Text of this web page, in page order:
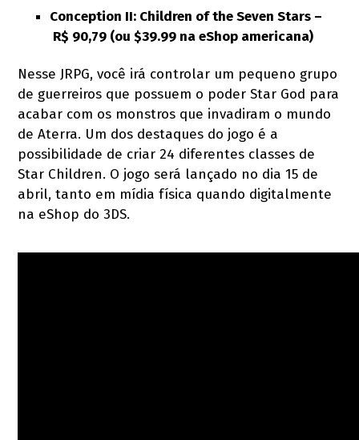
Conception II: Children of the Seven Stars –
R$ 90,79 (ou $39.99 na eShop americana)
Nesse JRPG, você irá controlar um pequeno grupo
de guerreiros que possuem o poder Star God para
acabar com os monstros que invadiram o mundo
de Aterra. Um dos destaques do jogo é a
possibilidade de criar 24 diferentes classes de
Star Children. O jogo será lançado no dia 15 de
abril, tanto em mídia física quando digitalmente
na eShop do 3DS.